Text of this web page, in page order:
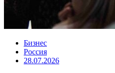
Бизнес
Россия
28.07.2026